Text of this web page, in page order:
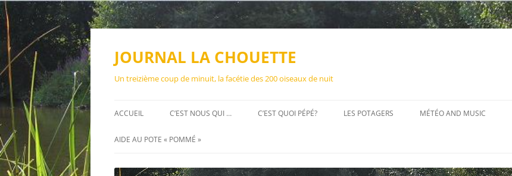
Aller
JOURNAL LA CHOUETTE
Un treizième coup de minuit, la facétie des 200 oiseaux de nuit
ACCUEIL C’EST NOUS QUI … C’EST QUOI PÉPÉ? LES POTAGERS MÉTÉO AND MUSIC
AIDE AU POTE « POMMÉ »